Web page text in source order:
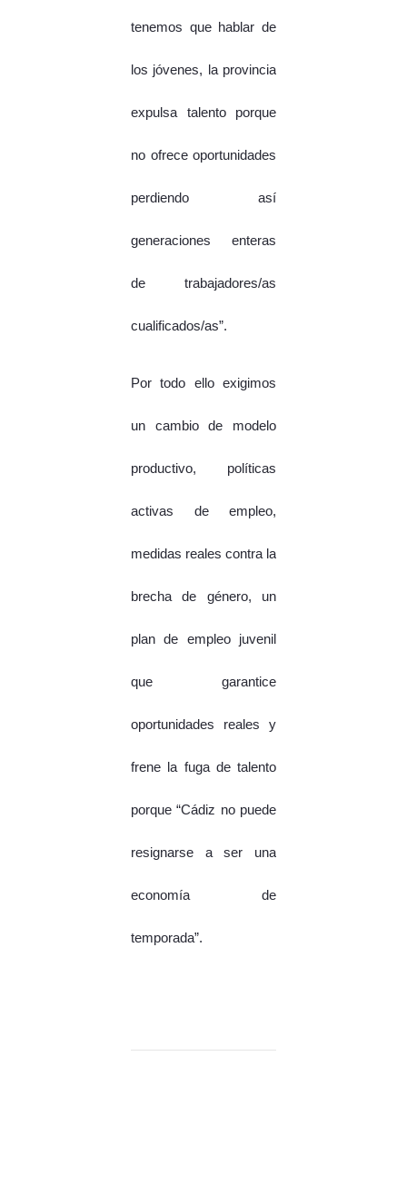
tenemos que hablar de
los jóvenes, la provincia
expulsa talento porque
no ofrece oportunidades
perdiendo así
generaciones enteras
de trabajadores/as
cualificados/as”.
Por todo ello exigimos
un cambio de modelo
productivo, políticas
activas de empleo,
medidas reales contra la
brecha de género, un
plan de empleo juvenil
que garantice
oportunidades reales y
frene la fuga de talento
porque “Cádiz no puede
resignarse a ser una
economía de
temporada”.